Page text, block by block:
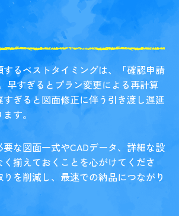
るベストタイミングは、「確認申請
早すぎるとプラン変更による再計算
ぎると図面修正に伴う引き渡し遅延
す。
な図面一式やCADデータ、詳細な設
揃えておくことを心がけてくださ
を削減し、最速での納品につながり